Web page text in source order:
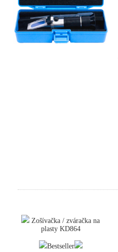
Zošívačka / zváračka na
plasty KD864
Bestseller